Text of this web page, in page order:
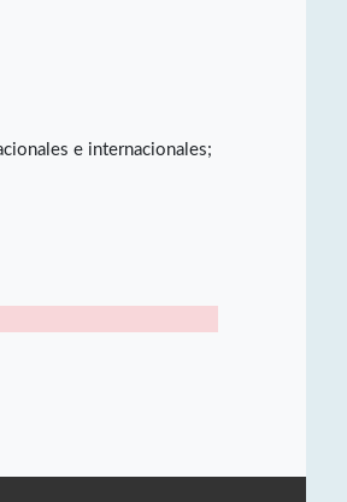
e internacionales;